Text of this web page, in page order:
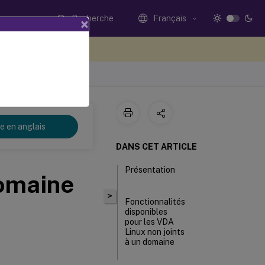
Recherche Français
en anglais
>
DANS CET ARTICLE
Présentation
Fonctionnalités
disponibles
pour les VDA
Linux non joints
à un domaine
×